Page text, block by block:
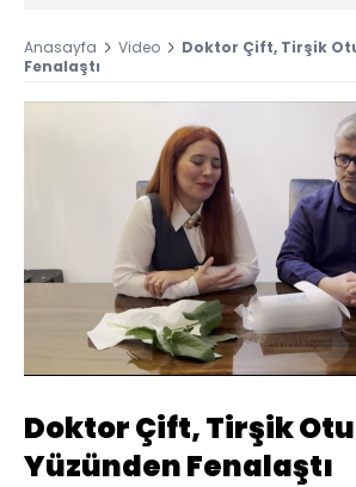
Anasayfa Video
Doktor Çift, Tirşik
Fenalaştı
Sesi
Aç
Yüklendi:
14.87%
Doktor Çift, Tirşik Otu
Yüzünden Fenalaştı